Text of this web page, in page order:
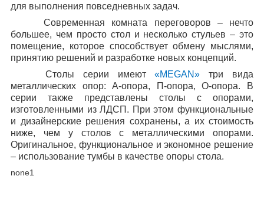
для выполнения повседневных задач.
Современная комната переговоров – нечто
большее, чем просто стол и несколько стульев – это
помещение, которое способствует обмену мыслями,
принятию решений и разработке новых концепций.
Столы серии имеют«MEGAN» три вида
металлических опор: А-опора, П-опора, О-опора. В
серии также представлены столы с опорами,
изготовленными из ЛДСП. При этом функциональные
и дизайнерские решения сохранены, а их стоимость
ниже, чем у столов с металлическими опорами.
Оригинальное, функциональное и экономное решение
– использование тумбы в качестве опоры стола.
none1